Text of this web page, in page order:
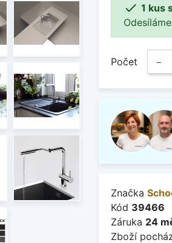
 1 kus
Počet −
Značka
Kód 39466
Záruka 24
Zboží